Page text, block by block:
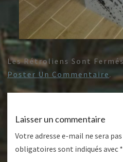
Les Rétroliens Sont
Poster Un Commentaire .
Laisser un commentaire
Votre adresse e-mail ne sera
obligatoires sont indiqués avec *